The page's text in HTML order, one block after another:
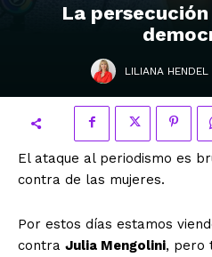
La
LILIANA HENDEL
El ataque al periodismo es
contra de las mujeres.
Por estos días estamos
contra Julia Mengolini, pero